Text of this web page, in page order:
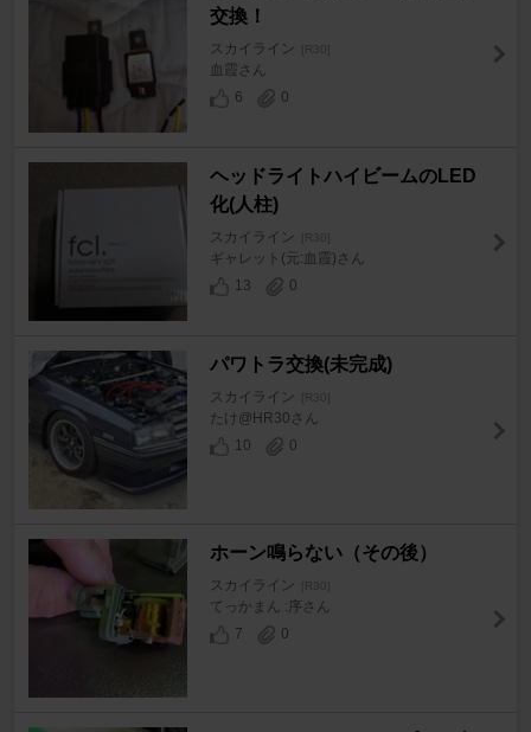
交換！
スカイライン [R30]
血霞さん
6
0
ヘッドライトハイビームのLED
化(人柱)
スカイライン [R30]
ギャレット(元:血霞)さん
13
0
パワトラ交換(未完成)
スカイライン [R30]
たけ@HR30さん
10
0
ホーン鳴らない（その後）
スカイライン [R30]
てっかまん :序さん
7
0